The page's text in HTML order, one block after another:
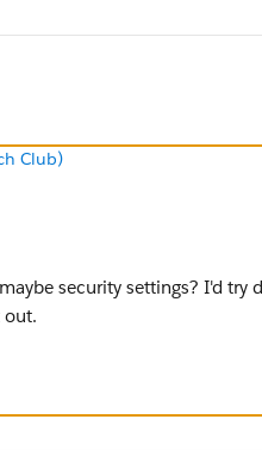
Club)
security settings? I'd try
out.